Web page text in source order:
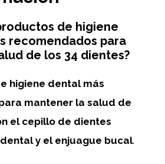
de higiene
recomendados para
de los 34 dientes?
higiene dental más
mantener la salud de
el cepillo de dientes
y el enjuague bucal.